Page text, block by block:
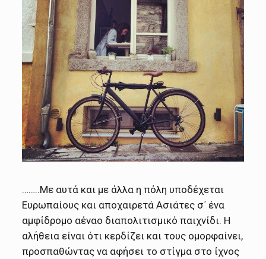
……..Με αυτά και με άλλα η πόλη υποδέχεται
Ευρωπαίους και αποχαιρετά Ασιάτες σ΄ ένα
αμφίδρομο αέναο διαπολιτισμικό παιχνίδι. Η
αλήθεια είναι ότι κερδίζει και τους ομορφαίνει,
προσπαθώντας να αφήσει το στίγμα στο ίχνος